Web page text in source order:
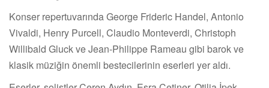
Konser repertuvarında George Frideric Handel, Antonio
Vivaldi, Henry Purcell, Claudio Monteverdi, Christoph
Willibald Gluck ve Jean-Philippe Rameau gibi barok ve
klasik müziğin önemli bestecilerinin eserleri yer aldı.